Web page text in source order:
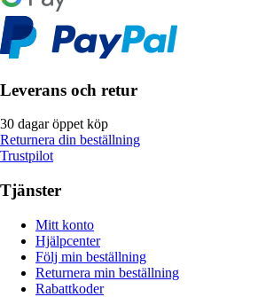
Leverans och retur
30 dagar öppet köp
Returnera din beställning
Trustpilot
Tjänster
Mitt konto
Hjälpcenter
Följ min beställning
Returnera min beställning
Rabattkoder